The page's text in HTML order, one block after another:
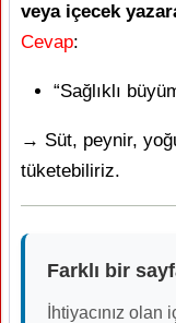
veya içecek
Cevap:
“Sağlıklı
→ Süt, peynir,
tüketebiliriz.
Farklı bir
İhtiyacınız